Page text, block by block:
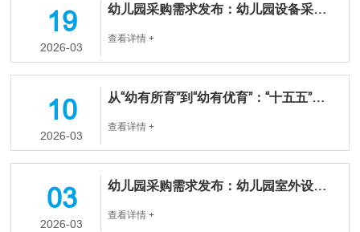
19
2026-03
幼儿园采购需求发布：幼儿园设备采购，预算金额约：381万元，附联系方式
查看详情 +
10
2026-03
从“幼有所育”到“幼有优育”：“十五五”开局，幼教装备市场的三大风向标
查看详情 +
03
2026-03
幼儿园采购需求发布：幼儿园室外设施设备等采购，预算金额约：104.6万元，附联系方式
查看详情 +